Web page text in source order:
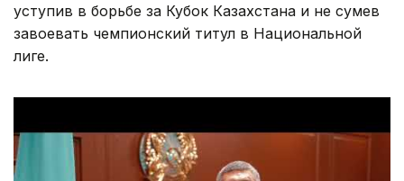
уступив в борьбе за Кубок Казахстана и не сумев
завоевать чемпионский титул в Национальной
лиге.